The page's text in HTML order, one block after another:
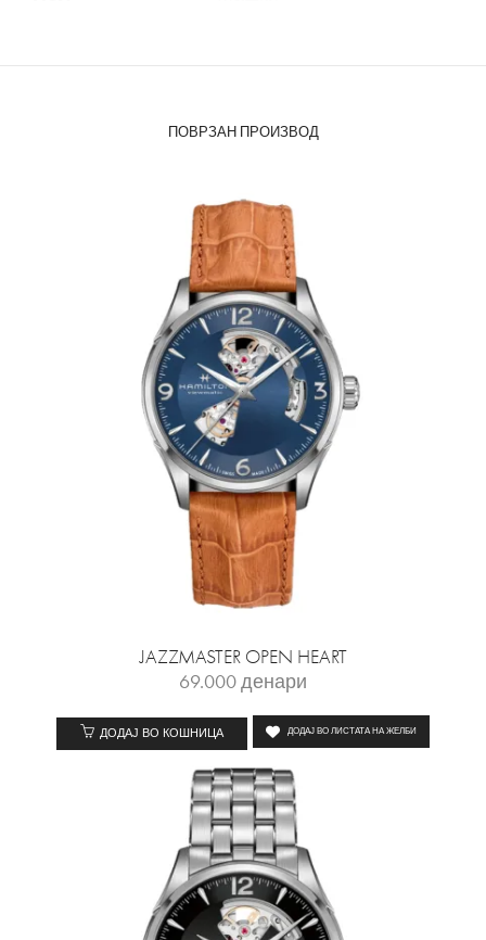
ПОВРЗАН ПРОИЗВОД
JAZZMASTER OPEN HEART
69.000денари
ДОДАЈ ВО КОШНИЦА ДОДАЈ ВО ЛИСТАТА НА ЖЕЛБИ